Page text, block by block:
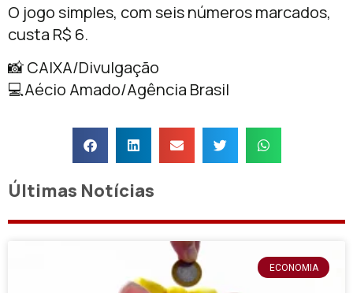
O jogo simples, com seis números marcados,
custa R$ 6.
📸 CAIXA/Divulgação
💻Aécio Amado/Agência Brasil
Últimas Notícias
ECONOMIA